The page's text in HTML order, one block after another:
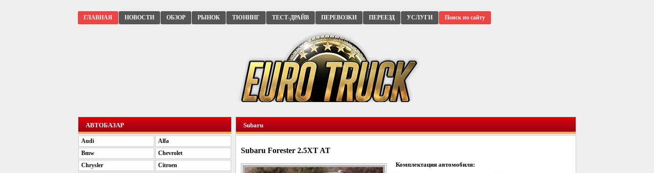
ГЛАВНАЯ НОВОСТИ ОБЗОР РЫНОК ТЮНИНГ ТЕСТ-ДРАЙВ ПЕРЕВОЗКИ ПЕРЕЕЗД УСЛУГИ Поиск по сайту
Subaru
Subaru Forester 2.5XT AT
Комплектация автомобиля:
АВТОБАЗАР
Audi
Alfa
Bmw
Chevrolet
Chrysler
Citroen